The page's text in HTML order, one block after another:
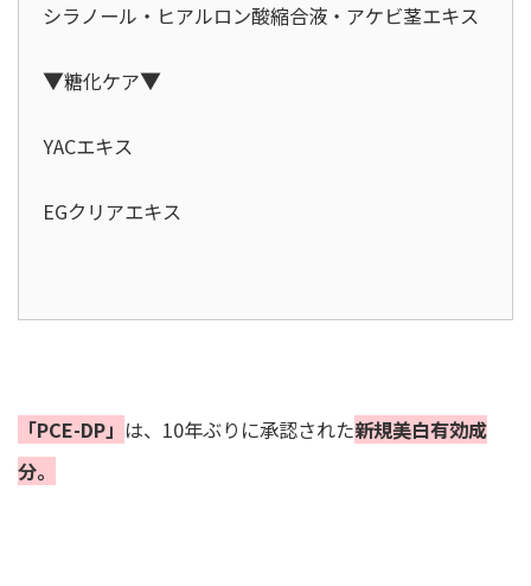
シラノール・ヒアルロン酸縮合液・アケビ茎エキス
▼糖化ケア▼
YACエキス
EGクリアエキス
「PCE-DP」 は、10年ぶりに承認された新規美白有効成
分。